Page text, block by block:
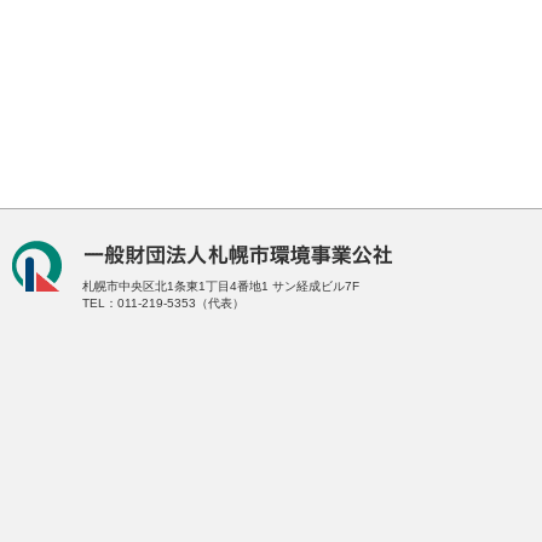
札幌市中央区北1条東1丁目4番地1 サン経成ビル7F
TEL：011-219-5353（代表）